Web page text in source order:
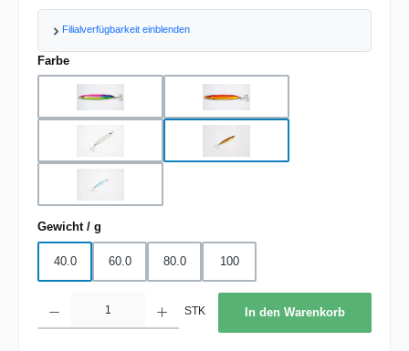
Filialverfügbarkeit einblenden
Farbeauswählen
BP BS
CL
Gewicht / g
40.0 60.0 80.0 100
STK In den Warenkorb